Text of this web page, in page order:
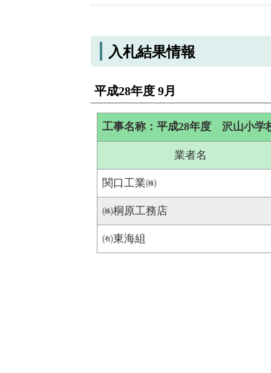
入札結果情報
平成28年度 9月
工事名称：平成28年度 沢山小学
業者名
関口工業㈱
㈱桐原工務店
㈲東海組